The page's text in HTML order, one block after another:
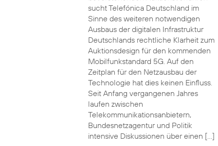
sucht Telefónica Deutschland im
Sinne des weiteren notwendigen
Ausbaus der digitalen Infrastruktur
Deutschlands rechtliche Klarheit zum
Auktionsdesign für den kommenden
Mobilfunkstandard 5G. Auf den
Zeitplan für den Netzausbau der
Technologie hat dies keinen Einfluss.
Seit Anfang vergangenen Jahres
laufen zwischen
Telekommunikationsanbietern,
Bundesnetzagentur und Politik
intensive Diskussionen über einen […]